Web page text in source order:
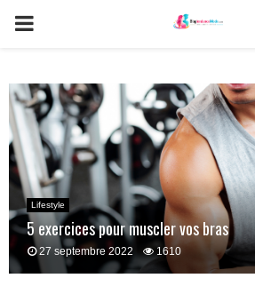
PRIMARY
Lifestyle
5 exercices pour muscler vos bras
27 septembre 2022 1610